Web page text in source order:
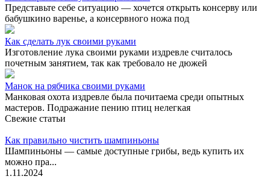
Представьте себе ситуацию — хочется открыть консерву или
бабушкино варенье, а консервного ножа под
Как сделать лук своими руками
Изготовление лука своими руками издревле считалось
почетным занятием, так как требовало не дюжей
Манок на рябчика своими руками
Манковая охота издревле была почитаема среди опытных
мастеров. Подражание пению птиц нелегкая
Свежие статьи
Как правильно чистить шампиньоны
Шампиньоны — самые доступные грибы, ведь купить их
можно пра...
1.11.2024